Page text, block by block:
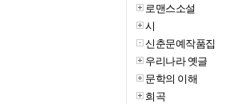
로맨스소설
시
신춘문예작품집
우리나라 옛글
문학의 이해
희곡